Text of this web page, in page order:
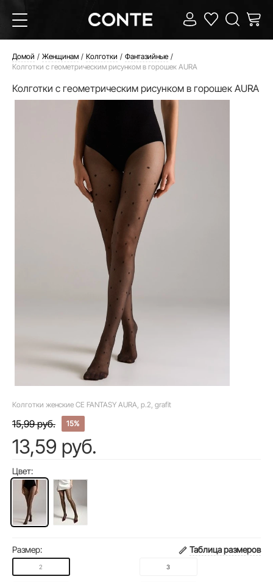
Домой Женщинам Колготки
Фантазийные
Колготки с геометрическим рисунком в горошек AURA
Колготки с геометрическим рисунком в горошек AURA
Колготки женские CE FANTASY AURA, р.2, grafit
15,99 руб. 15%
13,59 руб.
Цвет:
Размер: Таблица размеров
2 3